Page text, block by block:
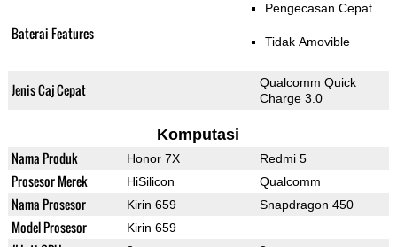
Baterai Features
Pengecasan Cepat
Tidak Amovible
Jenis Caj Cepat
Qualcomm Quick
Charge 3.0
Komputasi
Nama Produk Honor 7X Redmi 5
Prosesor Merek HiSilicon Qualcomm
Nama Prosesor Kirin 659 Snapdragon 450
Model Prosesor Kirin 659